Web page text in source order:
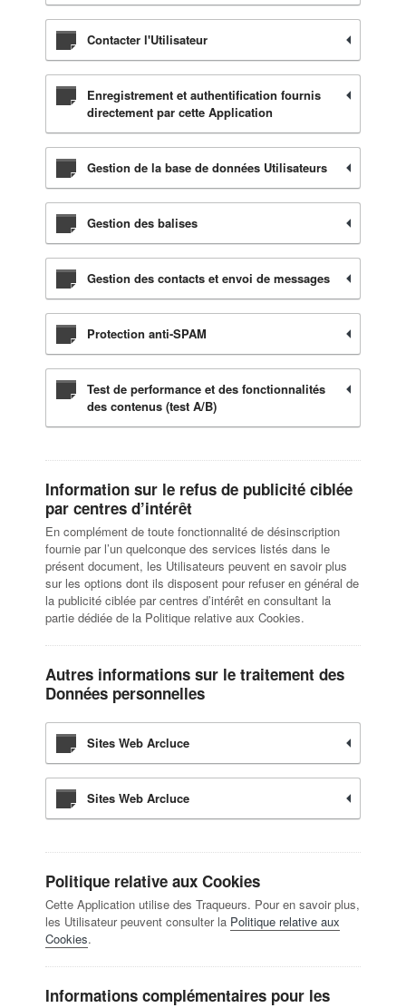
Contacter l'Utilisateur
Enregistrement et authentification fournis
directement par cette Application
Gestion de la base de données Utilisateurs
Gestion des balises
Gestion des contacts et envoi de messages
Protection anti-SPAM
Test de performance et des fonctionnalités
des contenus (test A/B)
Information sur le refus de publicité ciblée
par centres d’intérêt
En complément de toute fonctionnalité de désinscription
fournie par l’un quelconque des services listés dans le
présent document, les Utilisateurs peuvent en savoir plus
sur les options dont ils disposent pour refuser en général de
la publicité ciblée par centres d’intérêt en consultant la
partie dédiée de la Politique relative aux Cookies.
Autres informations sur le traitement des
Données personnelles
Sites Web Arcluce
Sites Web Arcluce
Politique relative aux Cookies
Cette Application utilise des Traqueurs. Pour en savoir plus,
les Utilisateur peuvent consulter la Politique relative aux
Cookies.
Informations complémentaires pour les